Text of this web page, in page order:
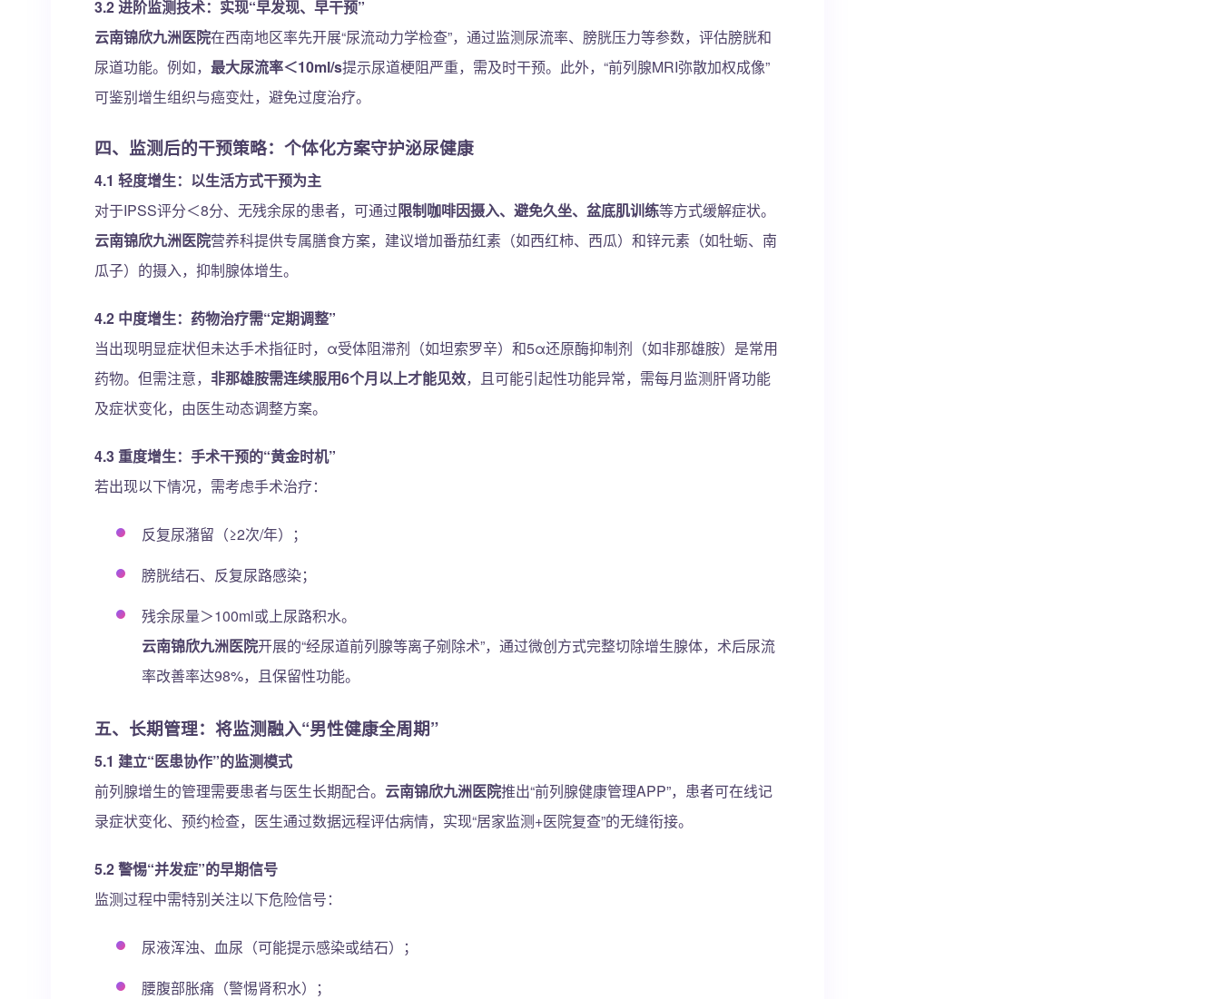
3.2 进阶监测技术：实现“早发现、早干预”
云南锦欣九洲医院在西南地区率先开展“尿流动力学检查”，通过监测尿流率、膀胱压力等参数，评估膀胱和
尿道功能。例如， 最大尿流率＜10ml/s提示尿道梗阻严重，需及时干预。此外，“前列腺MRI弥散加权成像”
可鉴别增生组织与癌变灶，避免过度治疗。
四、监测后的干预策略：个体化方案守护泌尿健康
4.1 轻度增生：以生活方式干预为主
对于IPSS评分＜8分、无残余尿的患者，可通过限制咖啡因摄入、避免久坐、盆底肌训练等方式缓解症状。
云南锦欣九洲医院营养科提供专属膳食方案，建议增加番茄红素（如西红柿、西瓜）和锌元素（如牡蛎、南
瓜子）的摄入，抑制腺体增生。
4.2 中度增生：药物治疗需“定期调整”
当出现明显症状但未达手术指征时，α受体阻滞剂（如坦索罗辛）和5α还原酶抑制剂（如非那雄胺）是常用
药物。但需注意， 非那雄胺需连续服用6个月以上才能见效，且可能引起性功能异常，需每月监测肝肾功能
及症状变化，由医生动态调整方案。
4.3 重度增生：手术干预的“黄金时机”
若出现以下情况，需考虑手术治疗：
反复尿潴留（≥2次/年）；
膀胱结石、反复尿路感染；
残余尿量＞100ml或上尿路积水。
云南锦欣九洲医院开展的“经尿道前列腺等离子剜除术”，通过微创方式完整切除增生腺体，术后尿流
率改善率达98%，且保留性功能。
五、长期管理：将监测融入“男性健康全周期”
5.1 建立“医患协作”的监测模式
前列腺增生的管理需要患者与医生长期配合。 云南锦欣九洲医院推出“前列腺健康管理APP”，患者可在线记
录症状变化、预约检查，医生通过数据远程评估病情，实现“居家监测+医院复查”的无缝衔接。
5.2 警惕“并发症”的早期信号
监测过程中需特别关注以下危险信号：
尿液浑浊、血尿（可能提示感染或结石）；
腰腹部胀痛（警惕肾积水）；